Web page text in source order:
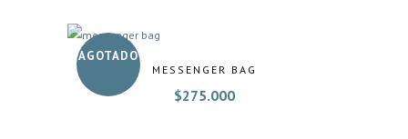
AGOTADO
MESSENGER BAG
$275.000